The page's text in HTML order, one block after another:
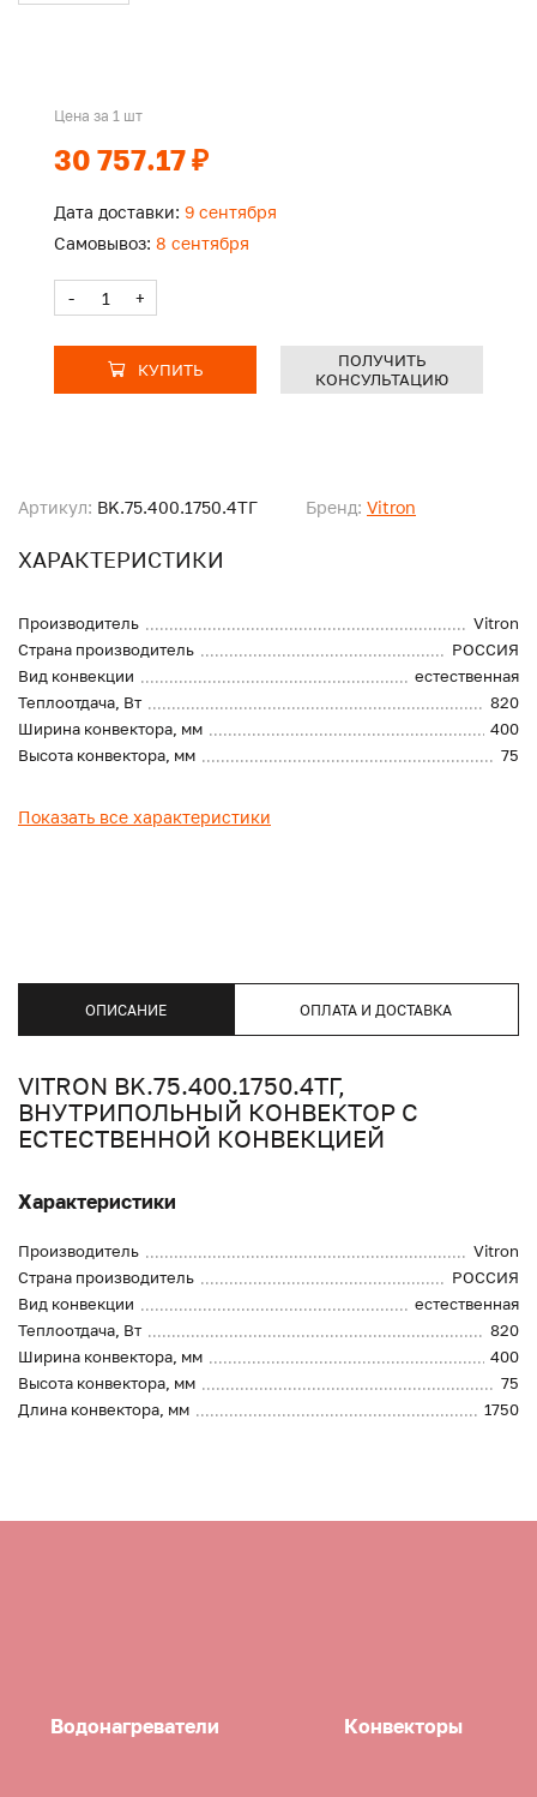
Артикул: BK.75.400.1750.4ТГ Бренд: Vitron
ХАРАКТЕРИСТИКИ
Производитель
Vitron
Страна производитель
РОССИЯ
Вид конвекции
естественная
Теплоотдача, Вт
820
Ширина конвектора, мм
400
Высота конвектора, мм
75
Показать все характеристики
Цена за 1 шт
30 757.17 ₽
Дата доставки: 9 сентября
Самовывоз: 8 сентября
- +
КУПИТЬ
ПОЛУЧИТЬ
КОНСУЛЬТАЦИЮ
ОПИСАНИЕ ОПЛАТА И ДОСТАВКА
VITRON BK.75.400.1750.4ТГ,
ВНУТРИПОЛЬНЫЙ КОНВЕКТОР С
ЕСТЕСТВЕННОЙ КОНВЕКЦИЕЙ
Характеристики
Производитель
Vitron
Страна производитель
РОССИЯ
Вид конвекции
естественная
Теплоотдача, Вт
820
Ширина конвектора, мм
400
Высота конвектора, мм
75
Длина конвектора, мм
1750
Водонагреватели Конвекторы